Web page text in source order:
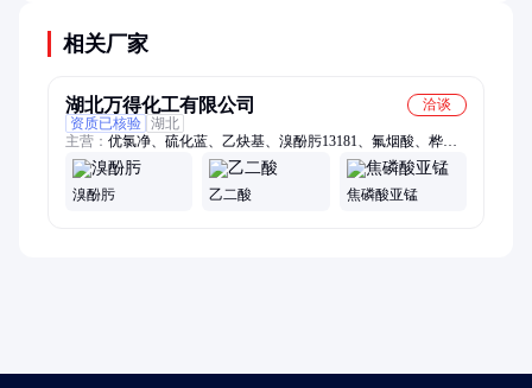
相关厂家
湖北万得化工有限公司
洽谈
资质已核验 湖北
主营： 优氯净、硫化蓝、乙炔基、溴酚肟13181、氟烟酸、桦焦
油、特乐酯、甲硫基、异菌脲、咯喹酮、吡喃灵、溶剂绿、铵明
矾、氟环唑、硫代二、溶剂黑、溶剂黄、碱性红、霜霉威、溴甲
基、乙氧基、氟苯基、还原黄、羟乙基、4-c吡啶、永固橙
溴酚肟 乙二酸 焦磷酸亚锰